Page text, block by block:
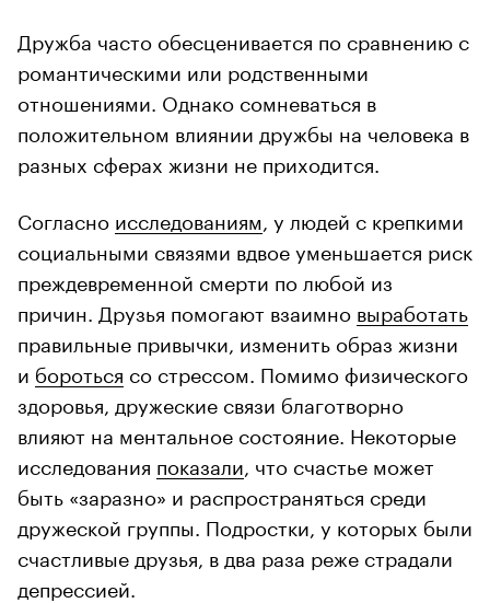
Дружба часто обесценивается по сравнению с
романтическими или родственными
отношениями. Однако сомневаться в
положительном влиянии дружбы на человека в
разных сферах жизни не приходится.
Согласно исследованиям , у людей с крепкими
социальными связями вдвое уменьшается риск
преждевременной смерти по любой из
причин. Друзья помогают взаимно выработать
правильные привычки, изменить образ жизни
и бороться со стрессом. Помимо физического
здоровья, дружеские связи благотворно
влияют на ментальное состояние. Некоторые
исследования показали , что счастье может
быть «заразно» и распространяться среди
дружеской группы. Подростки, у которых были
счастливые друзья, в два раза реже страдали
депрессией.